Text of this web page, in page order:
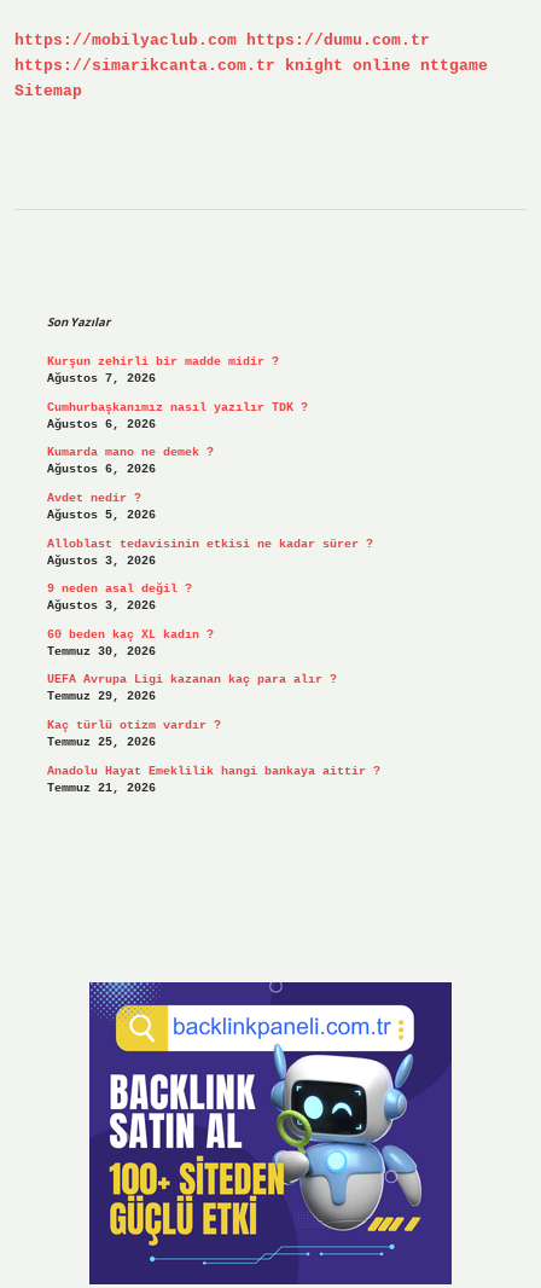
https://mobilyaclub.com https://dumu.com.tr
https://simarikcanta.com.tr
knight online
nttgame
Sitemap
Son Yazılar
Kurşun zehirli bir madde midir ?
Ağustos 7, 2026
Cumhurbaşkanımız nasıl yazılır TDK ?
Ağustos 6, 2026
Kumarda mano ne demek ?
Ağustos 6, 2026
Avdet nedir ?
Ağustos 5, 2026
Alloblast tedavisinin etkisi ne kadar sürer ?
Ağustos 3, 2026
9 neden asal değil ?
Ağustos 3, 2026
60 beden kaç XL kadın ?
Temmuz 30, 2026
UEFA Avrupa Ligi kazanan kaç para alır ?
Temmuz 29, 2026
Kaç türlü otizm vardır ?
Temmuz 25, 2026
Anadolu Hayat Emeklilik hangi bankaya aittir ?
Temmuz 21, 2026